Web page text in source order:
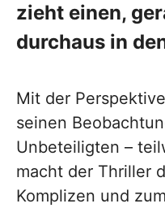
zieht einen,
durchaus in
Mit der
seinen
Unbeteiligten –
macht der Thriller
Komplizen und